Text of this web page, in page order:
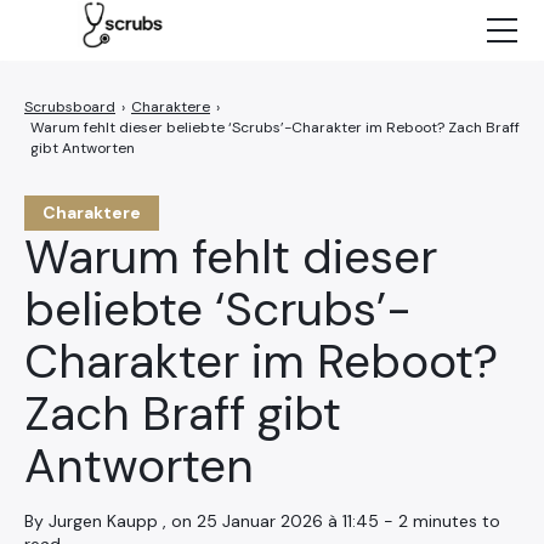
Charaktere
Warum fehlt dieser
beliebte ‘Scrubs’-
Charakter im Reboot?
Zach Braff gibt
Antworten
By Jurgen Kaupp , on 25 Januar 2026 à 11:45 - 2 minutes to
› Charaktere ›
Warum fehlt dieser beliebte ‘Scrubs’-Charakter im Reboot? Zach Braff
gibt Antworten